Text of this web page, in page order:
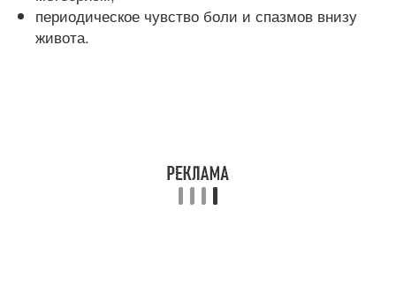
периодическое чувство боли и спазмов внизу
живота.